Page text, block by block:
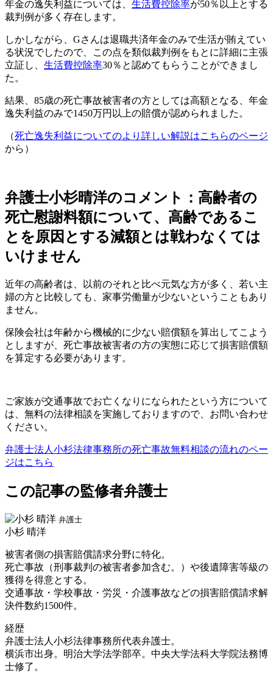
年金の逸失利益については、 生活費控除率が50％以上とする
裁判例が多く存在します。
しかしながら、Gさんは退職共済年金のみで生活が賄えてい
る状況でしたので、この点を類似裁判例をもとに詳細に主張
立証し、 生活費控除率30％と認めてもらうことができまし
た。
結果、85歳の死亡事故被害者の方としては高額となる、年金
逸失利益のみで1450万円以上の賠償が認められました。
（死亡逸失利益についてのより詳しい解説はこちらのページ
から）
弁護士小杉晴洋のコメント：高齢者の
死亡慰謝料額について、高齢であるこ
とを原因とする減額とは戦わなくては
いけません
近年の高齢者は、以前のそれと比べ元気な方が多く、若い主
婦の方と比較しても、家事労働量が少ないということもあり
ません。
保険会社は年齢から機械的に少ない賠償額を算出してこよう
としますが、死亡事故被害者の方の実態に応じて損害賠償額
を算定する必要があります。
ご家族が交通事故でお亡くなりになられたという方について
は、無料の法律相談を実施しておりますので、お問い合わせ
ください。
弁護士法人小杉法律事務所の死亡事故無料相談の流れのペー
ジはこちら
この記事の監修者弁護士
弁護士
小杉 晴洋
被害者側の損害賠償請求分野に特化。
死亡事故（刑事裁判の被害者参加含む。）や後遺障害等級の
獲得を得意とする。
交通事故・学校事故・労災・介護事故などの損害賠償請求解
決件数約1500件。
経歴
弁護士法人小杉法律事務所代表弁護士。
横浜市出身。明治大学法学部卒。中央大学法科大学院法務博
士修了。